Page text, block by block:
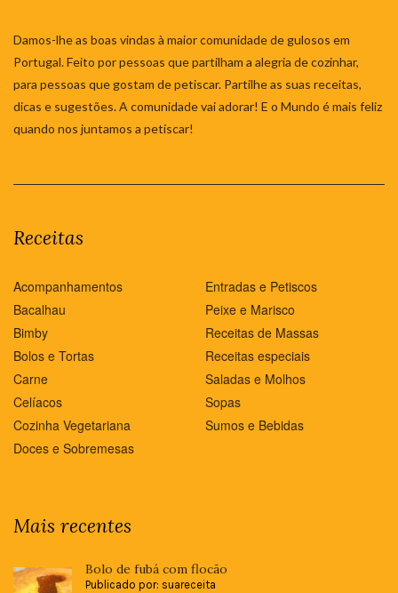
Damos-lhe as boas vindas à maior comunidade de gulosos em
Portugal. Feito por pessoas que partilham a alegria de cozinhar,
para pessoas que gostam de petiscar. Partilhe as suas receitas,
dicas e sugestões. A comunidade vai adorar! E o Mundo é mais feliz
quando nos juntamos a petiscar!
Receitas
Acompanhamentos
Bacalhau
Bimby
Bolos e Tortas
Carne
Celíacos
Cozinha Vegetariana
Doces e Sobremesas
Entradas e Petiscos
Peixe e Marisco
Receitas de Massas
Receitas especiais
Saladas e Molhos
Sopas
Sumos e Bebidas
Mais recentes
Bolo de fubá com flocão
Publicado por: suareceita